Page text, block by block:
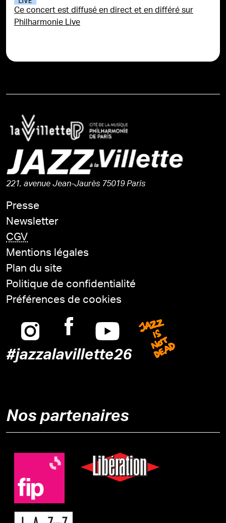
Ce concert est diffusé en direct et en différé sur
Philharmonie Live
221, avenue Jean-Jaurès 75019 Paris
Presse
Newsletter
CGV
Mentions légales
Plan du site
Politique de confidentialité
Préférences de cookies
Instagram
FacebookYoutube
#jazzalavillette26
Jazz is
Nos partenaires